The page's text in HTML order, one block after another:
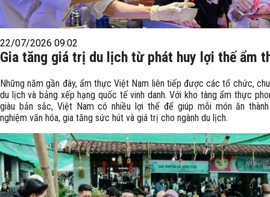
22/07/2026 09:02
Gia tăng giá trị du lịch từ phát huy lợi thế ẩm
Những năm gần đây, ẩm thực Việt Nam liên tiếp được các tổ chức,
du lịch và bảng xếp hạng quốc tế vinh danh. Với kho tàng ẩm thực
giàu bản sắc, Việt Nam có nhiều lợi thế để giúp mỗi món ăn
nghiệm văn hóa, gia tăng sức hút và giá trị cho ngành du lịch.